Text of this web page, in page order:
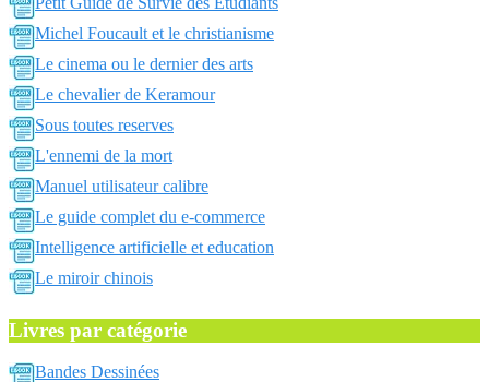
Michel Foucault et le christianisme
Le cinema ou le dernier des arts
Le chevalier de Keramour
Sous toutes reserves
L'ennemi de la mort
Manuel utilisateur calibre
Le guide complet du e-commerce
Intelligence artificielle et education
Le miroir chinois
Livres par catégorie
Bandes Dessinées